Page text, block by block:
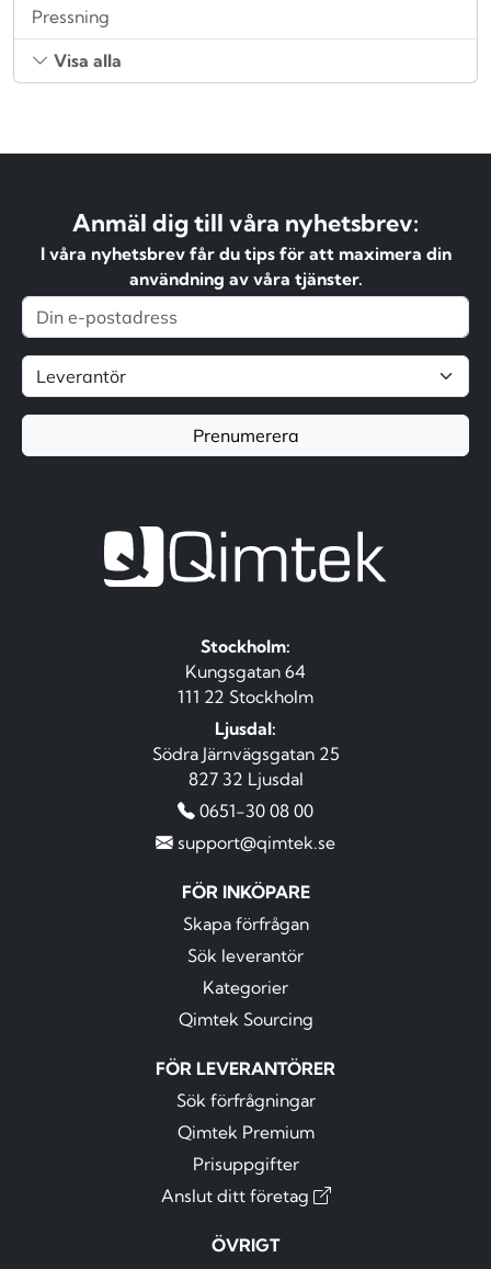
Pressning
Visa alla
Anmäl dig till våra nyhetsbrev:
I våra nyhetsbrev får du tips för att maximera din
användning av våra tjänster.
Prenumerera
Stockholm:
Kungsgatan 64
111 22 Stockholm
Ljusdal:
Södra Järnvägsgatan 25
827 32 Ljusdal
0651-30 08 00
support@qimtek.se
FÖR INKÖPARE
Skapa förfrågan
Sök leverantör
Kategorier
Qimtek Sourcing
FÖR LEVERANTÖRER
Sök förfrågningar
Qimtek Premium
Prisuppgifter
Anslut ditt företag
ÖVRIGT